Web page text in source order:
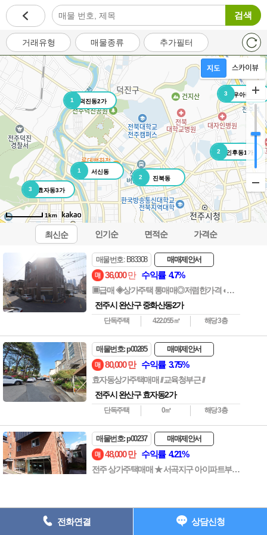
검색
거래유형 매물종류 추가필터
1 덕진동2가
3 우아동3가
2 인후동1가
1
서신동
2
진북동
3
효자동3가
1km
최신순 인기순 면적순 가격순
매물번호: B83308 매매제안서
36,000만 수익률 4.7%
▣급매 ◈상가주택 통매매◎저렴한가격 ◐보시고 편하게 결정하세요
전주시 완산구 중화산동2가
단독주택 422.055㎡ 해당 3층
매물번호: p00285 매매제안서
80,000만 수익률 3.75%
효자동상가주택매매 //교육청부근 //
전주시 완산구 효자동2가
단독주택 0㎡ 해당 3층
매물번호: p00237 매매제안서
48,000만 수익률 4.21%
전주 상가주택매매 ★ 서곡지구 아이파트부근★3층 ★
매매제안서
이용약관 개인정보처리방침 이메일무단수집거부
상호명 : 전주사랑방부동산 ┃ 대표자 : 전준길 ┃ 사업자등록번호 : 538-
05-01907 ┃
주소: 전주시 완산구 중화산동2가 735-7 202호 ┃ 등록번호 : 45111-
2023-00001
전화 : 063-227-1117 ┃ 팩스 : 063-224-1118 e-
mail : junkil3216@naver.com
Copyright ⓒ 전주원룸사랑방 All Rights Reserved.
063) 227-1117
전화연결 상담신청